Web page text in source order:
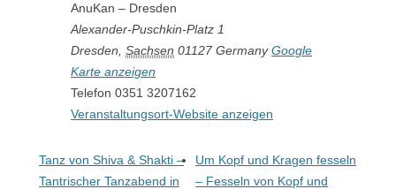
AnuKan – Dresden
Alexander-Puschkin-Platz 1
Dresden Sachsen 01127 Germany Google
Karte anzeigen
Telefon 0351 3207162
Veranstaltungsort-Website anzeigen
Tanz von Shiva & Shakti –
Tantrischer Tanzabend in
Um Kopf und Kragen fesseln
– Fesseln von Kopf und